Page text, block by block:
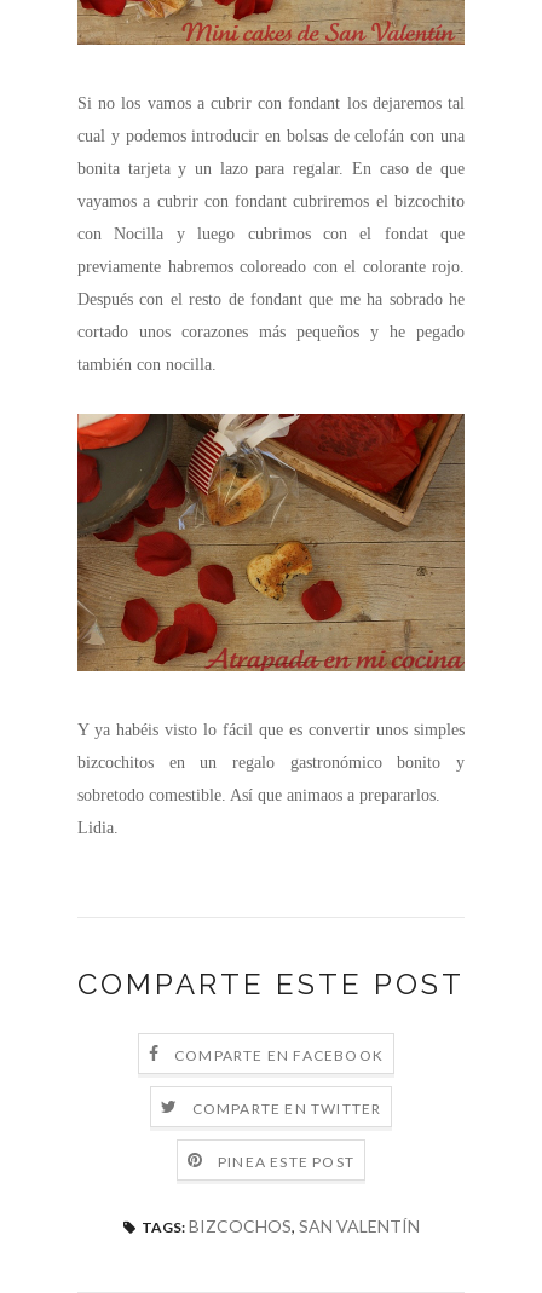
Si no los vamos a cubrir con fondant los dejaremos tal
cual y podemos introducir en bolsas de celofán con una
bonita tarjeta y un lazo para regalar. En caso de que
vayamos a cubrir con fondant cubriremos el bizcochito
con Nocilla y luego cubrimos con el fondat que
previamente habremos coloreado con el colorante rojo.
Después con el resto de fondant que me ha sobrado he
cortado unos corazones más pequeños y he pegado
también con nocilla.
Y ya habéis visto lo fácil que es convertir unos simples
bizcochitos en un regalo gastronómico bonito y
sobretodo comestible. Así que animaos a prepararlos.
Lidia.
COMPARTE ESTE POST
COMPARTE EN FACEBOOK
COMPARTE EN TWITTER
PINEA ESTE POST
TAGS: BIZCOCHOS, SAN VALENTÍN